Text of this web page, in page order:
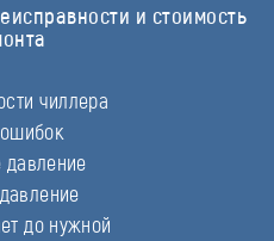
и стоимость
чиллера
до нужной